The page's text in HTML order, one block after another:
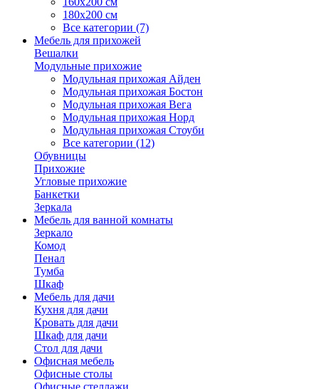
180х200 см
Все категории (7)
Мебель для прихожей
Вешалки
Модульные прихожие
Модульная прихожая Айден
Модульная прихожая Бостон
Модульная прихожая Вега
Модульная прихожая Норд
Модульная прихожая Стоуби
Все категории (12)
Обувницы
Прихожие
Угловые прихожие
Банкетки
Зеркала
Мебель для ванной комнаты
Зеркало
Комод
Пенал
Тумба
Шкаф
Мебель для дачи
Кухня для дачи
Кровать для дачи
Шкаф для дачи
Стол для дачи
Офисная мебель
Офисные столы
Офисные стеллажи